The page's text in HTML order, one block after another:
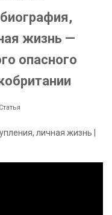
жизнь —
опасного
Статья